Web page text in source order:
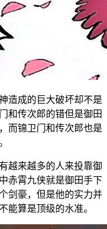
造成的巨大破坏却不是
和传次郎的错但是御田
而锦卫门和传次郎也是
越来越多的人来投靠御
赤霄九侠就是御田手下
剑豪，但是他的实力并
能算是顶级的水准。